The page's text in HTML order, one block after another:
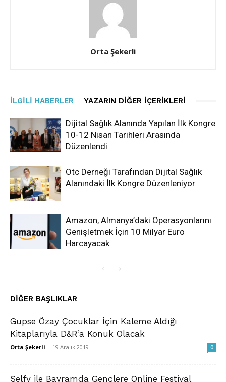
Orta Şekerli
İLGILI HABERLER YAZARIN DIĞER İÇERIKLERI
Dijital Sağlık Alanında Yapılan İlk Kongre
10-12 Nisan Tarihleri Arasında
Düzenlendi
Otc Derneği Tarafından Dijital Sağlık
Alanındaki İlk Kongre Düzenleniyor
Amazon, Almanya’daki Operasyonlarını
Genişletmek İçin 10 Milyar Euro
Harcayacak
DIĞER BAŞLIKLAR
Gupse Özay Çocuklar İçin Kaleme Aldığı
Kitaplarıyla D&R’a Konuk Olacak
Orta Şekerli - 19 Aralık 2019 0
Selfy ile Bayramda Gençlere Online Festival